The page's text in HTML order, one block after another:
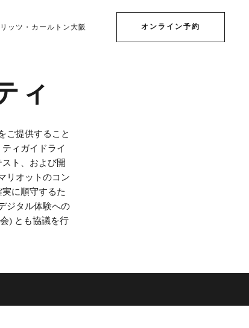
ッツ・カールトン大阪 オンライン予約
ィ
ご提供すること
ィガイドライ
ト、および開
リオットのコン
に順守するた
ジタル体験への
) とも協議を行